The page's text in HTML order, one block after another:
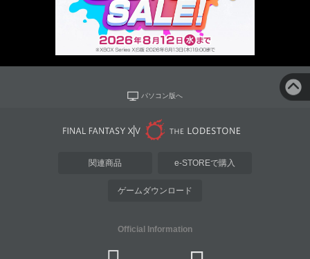
パソコン版へ
関連商品 e-STOREで購入
ゲームダウンロード
Official Information